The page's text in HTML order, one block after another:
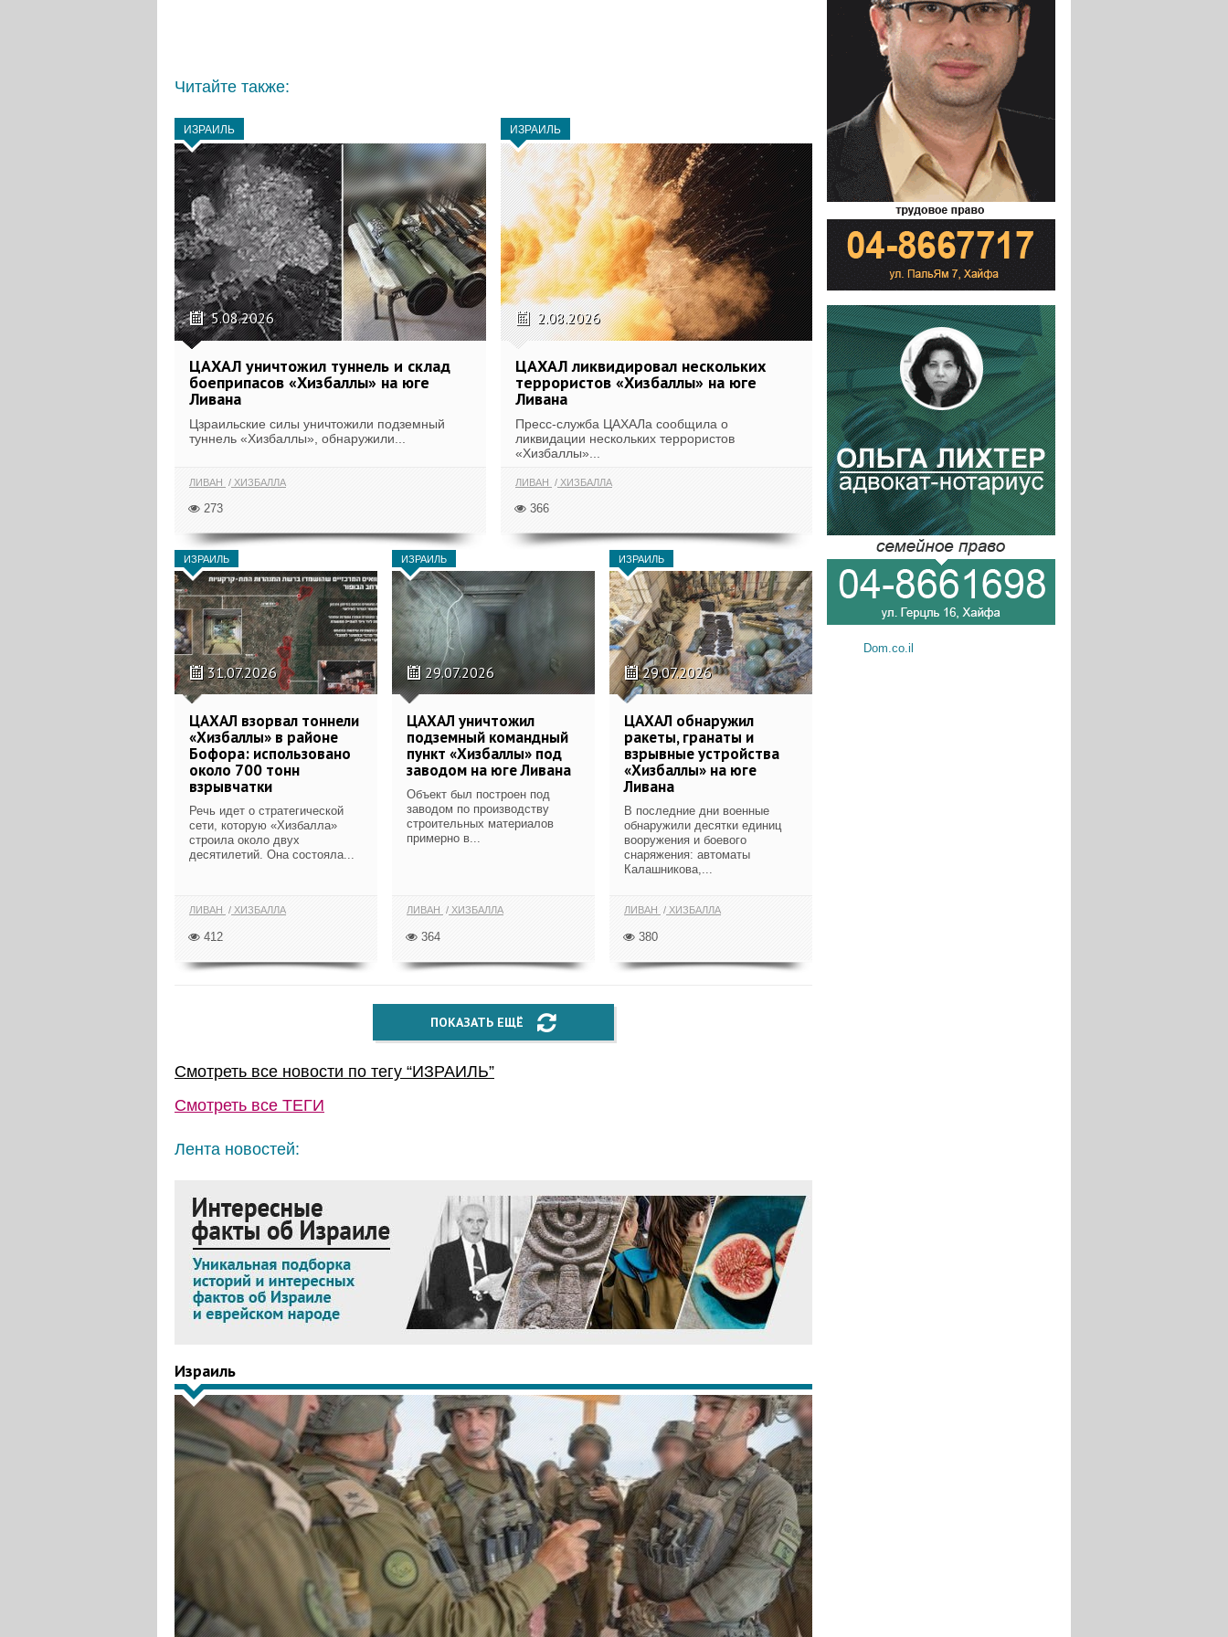
Читайте также:
ИЗРАИЛЬ
5.08.2026
ЦАХАЛ уничтожил туннель и склад
боеприпасов «Хизбаллы» на юге
Ливана
Цзраильские силы уничтожили подземный
туннель «Хизбаллы», обнаружили...
ЛИВАН ХИЗБАЛЛА
273
ИЗРАИЛЬ
2.08.2026
ЦАХАЛ ликвидировал нескольких
террористов «Хизбаллы» на юге
Ливана
Пресс-служба ЦАХАЛа сообщила о
ликвидации нескольких террористов
«Хизбаллы»...
ЛИВАН ХИЗБАЛЛА
366
ИЗРАИЛЬ
31.07.2026
ЦАХАЛ взорвал тоннели
«Хизбаллы» в районе
Бофора: использовано
около 700 тонн
взрывчатки
Речь идет о стратегической
сети, которую «Хизбалла»
строила около двух
десятилетий. Она состояла...
ЛИВАН ХИЗБАЛЛА
412
ИЗРАИЛЬ
29.07.2026
ЦАХАЛ уничтожил
подземный командный
пункт «Хизбаллы» под
заводом на юге Ливана
Объект был построен под
заводом по производству
строительных материалов
примерно в...
ЛИВАН ХИЗБАЛЛА
364
ИЗРАИЛЬ
29.07.2026
ЦАХАЛ обнаружил
ракеты, гранаты и
взрывные устройства
«Хизбаллы» на юге
Ливана
В последние дни военные
обнаружили десятки единиц
вооружения и боевого
снаряжения: автоматы
Калашникова,...
ЛИВАН ХИЗБАЛЛА
380
ПОКАЗАТЬ ЕЩЁ
Смотреть все новости по тегу “ИЗРАИЛЬ”
Смотреть все ТЕГИ
Лента новостей:
Израиль
Dom.co.il